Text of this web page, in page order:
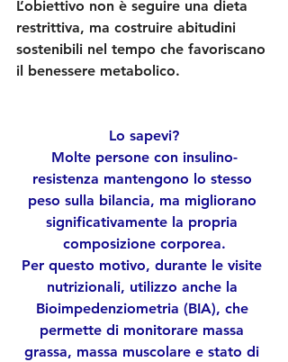
L’obiettivo non è seguire una dieta
restrittiva, ma costruire abitudini
sostenibili nel tempo che favoriscano
il benessere metabolico.
Lo sapevi?
Molte persone con insulino-
resistenza mantengono lo stesso
peso sulla bilancia, ma migliorano
significativamente la propria
composizione corporea.
Per questo motivo, durante le visite
nutrizionali, utilizzo anche la
Bioimpedenziometria (BIA), che
permette di monitorare massa
grassa, massa muscolare e stato di